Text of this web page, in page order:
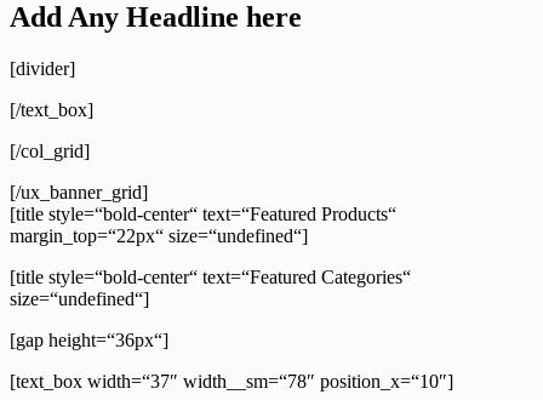
Add Any Headline here
[divider]
[/text_box]
[/col_grid]
[/ux_banner_grid]
[title style=“bold-center“ text=“Featured Products“
margin_top=“22px“ size=“undefined“]
[title style=“bold-center“ text=“Featured Categories“
size=“undefined“]
[gap height=“36px“]
[text_box width=“37″ width__sm=“78″ position_x=“10″]